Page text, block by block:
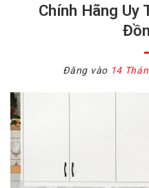
Chính Hãng Uy
Đăng vào 14